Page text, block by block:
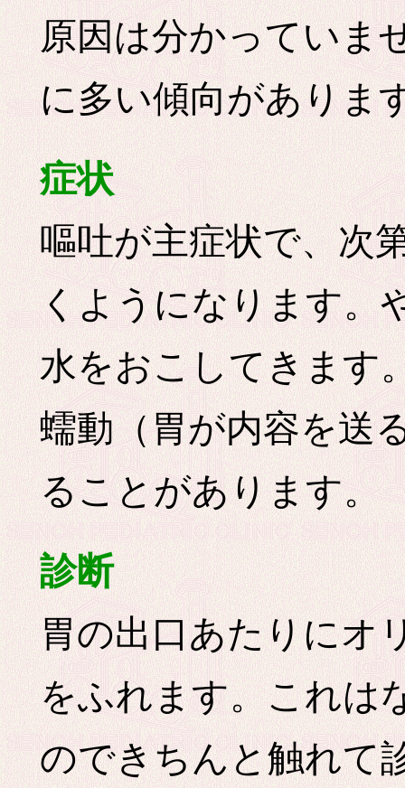
原因は分かっていま
に多い傾向がありま
症状
嘔吐が主症状で、次
くようになります。
水をおこしてきます
蠕動（胃が内容を送
ることがあります。
診断
胃の出口あたりにオ
をふれます。これは
のできちんと触れて